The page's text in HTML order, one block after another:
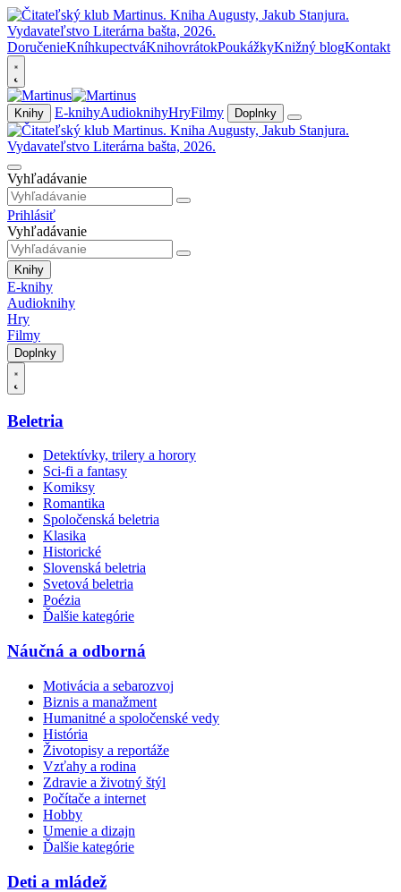
DoručenieKníhkupectváKnihovrátokPoukážkyKnižný blogKontakt
Knihy E-knihyAudioknihyHryFilmy Doplnky
Vyhľadávanie
Prihlásiť
Vyhľadávanie
Knihy
E-knihy
Audioknihy
Hry
Filmy
Doplnky
Beletria
Detektívky, trilery a horory
Sci-fi a fantasy
Komiksy
Romantika
Spoločenská beletria
Klasika
Historické
Slovenská beletria
Svetová beletria
Poézia
Ďalšie kategórie
Náučná a odborná
Motivácia a sebarozvoj
Biznis a manažment
Humanitné a spoločenské vedy
História
Životopisy a reportáže
Vzťahy a rodina
Zdravie a životný štýl
Počítače a internet
Hobby
Umenie a dizajn
Ďalšie kategórie
Deti a mládež